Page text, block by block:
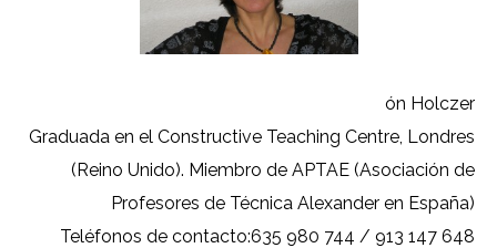
ón Holczer
Graduada en el Constructive Teaching Centre, Londres
(Reino Unido). Miembro de APTAE (Asociación de
Profesores de Técnica Alexander en España)
Teléfonos de contacto:635 980 744 / 913 147 648